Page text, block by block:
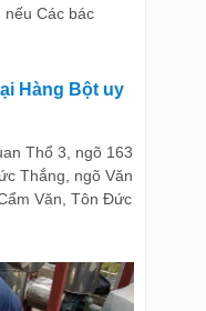
nếu Các bác
Hàng Bột uy
Thổ 3, ngõ 163
Thắng, ngõ Văn
Văn, Tôn Đức